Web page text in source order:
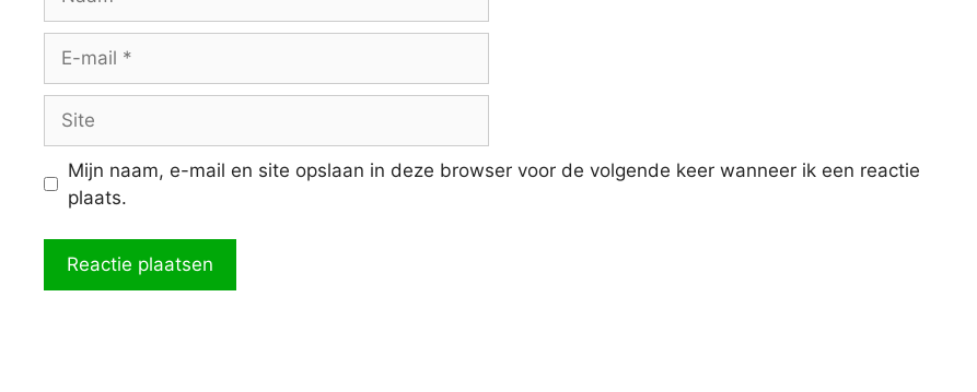
mail
Mijn naam, e-mail en site opslaan in deze browser voor de volgende keer wanneer ik een reactie
plaats.